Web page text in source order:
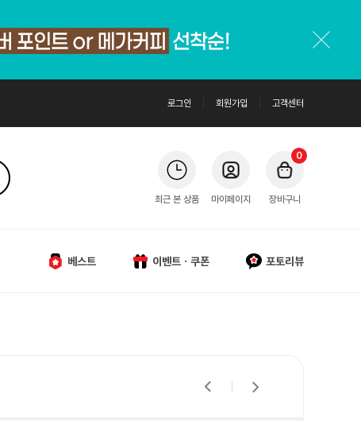
로그인 회원가입 고객센터
최근 본 상품 마이페이지 장바구니
0
베스트 이벤트ㆍ쿠폰 포토리뷰